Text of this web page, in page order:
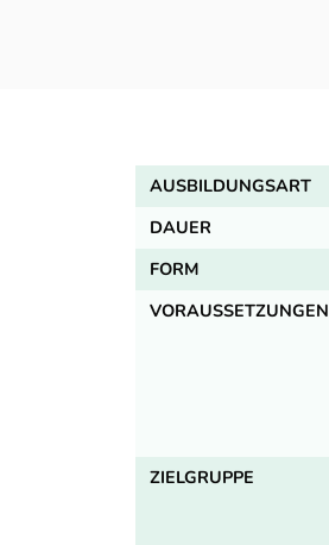
AUSBILDUNGSART
DAUER
FORM
VORAUSSETZUNGEN
ZIELGRUPPE